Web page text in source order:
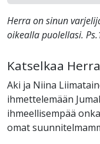
Herra on sinun
oikealla puolellasi.
Katselkaa
Aki ja Niina
ihmettelemään
ihmeellisempää
omat